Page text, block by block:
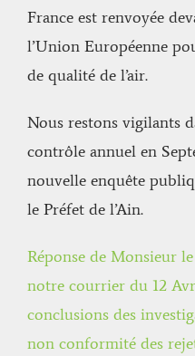
France est renvoyée
l’Union Européenne
de qualité de l’air.
Nous restons vigilants
contrôle annuel en
nouvelle enquête
le Préfet de l’Ain.
Réponse de Monsieur
notre courrier du 12
conclusions des
non conformité des